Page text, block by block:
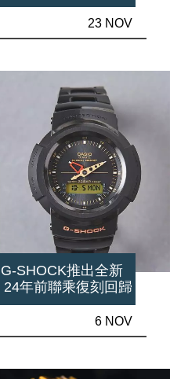
23 NOV
SHOCK推出全新
年前聯乘復刻回歸
6 NOV